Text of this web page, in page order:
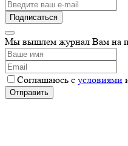
Мы вышлем журнал Вам на
Соглашаюсь с условиями
Отправить